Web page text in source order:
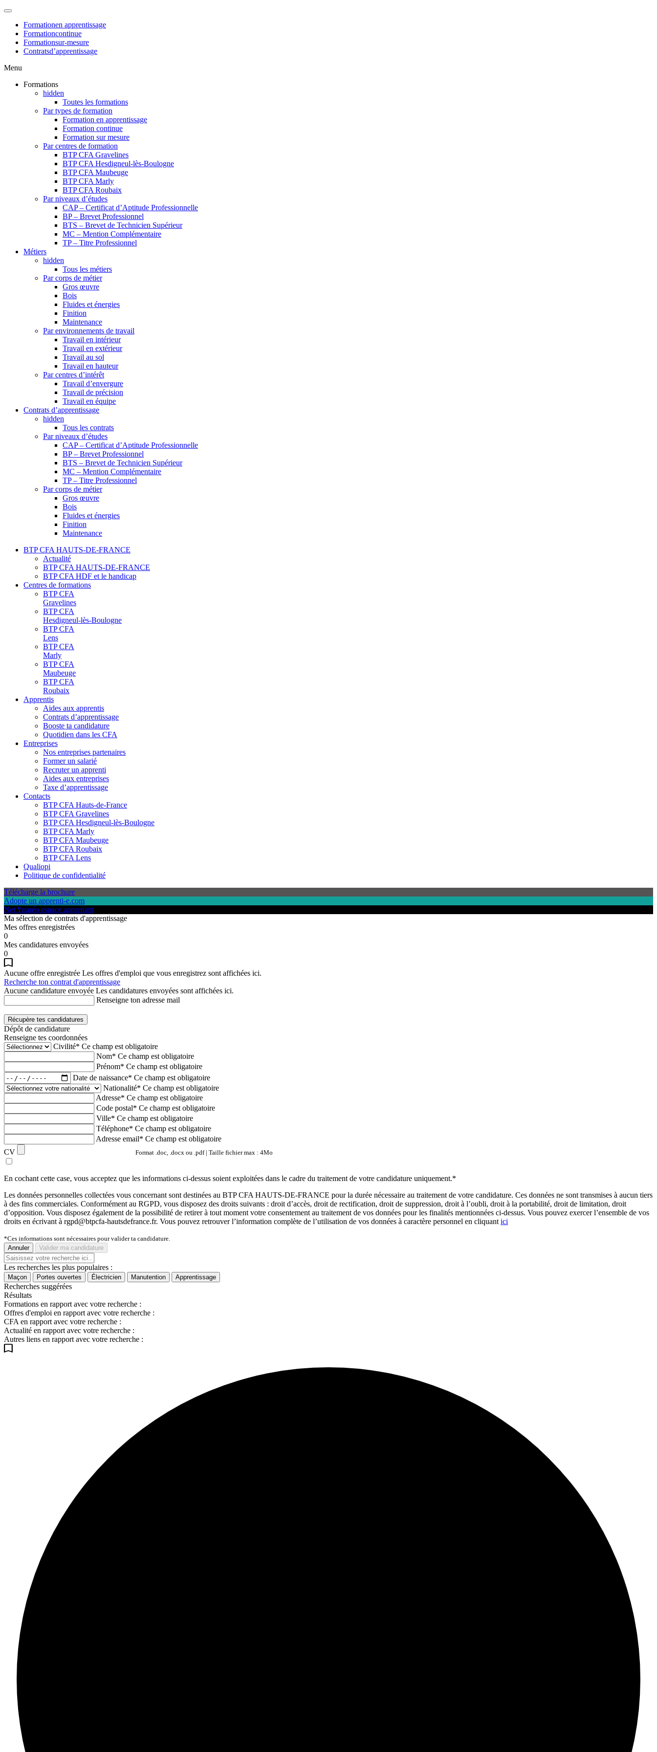
Formationen apprentissage
Formationcontinue
Formationsur-mesure
Contratsd’apprentissage
Menu
Formations
hidden
Toutes les formations
Par types de formation
Formation en apprentissage
Formation continue
Formation sur mesure
Par centres de formation
BTP CFA Gravelines
BTP CFA Hesdigneul-lès-Boulogne
BTP CFA Maubeuge
BTP CFA Marly
BTP CFA Roubaix
Par niveaux d’études
CAP – Certificat d’Aptitude Professionnelle
BP – Brevet Professionnel
BTS – Brevet de Technicien Supérieur
MC – Mention Complémentaire
TP – Titre Professionnel
Métiers
hidden
Tous les métiers
Par corps de métier
Gros œuvre
Bois
Fluides et énergies
Finition
Maintenance
Par environnements de travail
Travail en intérieur
Travail en extérieur
Travail au sol
Travail en hauteur
Par centres d’intérêt
Travail d’envergure
Travail de précision
Travail en équipe
Contrats d’apprentissage
hidden
Tous les contrats
Par niveaux d’études
CAP – Certificat d’Aptitude Professionnelle
BP – Brevet Professionnel
BTS – Brevet de Technicien Supérieur
MC – Mention Complémentaire
TP – Titre Professionnel
Par corps de métier
Gros œuvre
Bois
Fluides et énergies
Finition
Maintenance
BTP CFA HAUTS-DE-FRANCE
Actualité
BTP CFA HAUTS-DE-FRANCE
BTP CFA HDF et le handicap
Centres de formations
BTP CFA
Gravelines
BTP CFA
Hesdigneul-lès-Boulogne
BTP CFA
Lens
BTP CFA
Marly
BTP CFA
Maubeuge
BTP CFA
Roubaix
Apprentis
Aides aux apprentis
Contrats d’apprentissage
Booste ta candidature
Quotidien dans les CFA
Entreprises
Nos entreprises partenaires
Former un salarié
Recruter un apprenti
Aides aux entreprises
Taxe d’apprentissage
Contacts
BTP CFA Hauts-de-France
BTP CFA Gravelines
BTP CFA Hesdigneul-lès-Boulogne
BTP CFA Marly
BTP CFA Maubeuge
BTP CFA Roubaix
BTP CFA Lens
Qualiopi
Politique de confidentialité
Télécharge la brochure
Adopte un apprenti-e.com
Net Yparéo espace apprenant
Ma sélection de contrats d'apprentissage
Mes offres enregistrées
0
Mes candidatures envoyées
0
Aucune offre enregistrée Les offres d'emploi que vous enregistrez sont affichées ici.
Recherche ton contrat d'apprentissage
Aucune candidature envoyée Les candidatures envoyées sont affichées ici.
Renseigne ton adresse mail
Récupère tes candidatures
Dépôt de candidature
Renseigne tes coordonnées
Civilité* Ce champ est obligatoire
Nom* Ce champ est obligatoire
Prénom* Ce champ est obligatoire
Date de naissance* Ce champ est obligatoire
Nationalité* Ce champ est obligatoire
Adresse* Ce champ est obligatoire
Code postal* Ce champ est obligatoire
Ville* Ce champ est obligatoire
Téléphone* Ce champ est obligatoire
Adresse email* Ce champ est obligatoire
CV
Format .doc, .docx ou .pdf | Taille fichier max : 4Mo
En cochant cette case, vous acceptez que les informations ci-dessus soient exploitées dans le cadre du traitement de votre candidature uniquement.*
Les données personnelles collectées vous concernant sont destinées au BTP CFA HAUTS-DE-FRANCE pour la durée nécessaire au traitement de votre candidature. Ces données ne sont transmises à aucun tiers
à des fins commerciales. Conformément au RGPD, vous disposez des droits suivants : droit d’accès, droit de rectification, droit de suppression, droit à l’oubli, droit à la portabilité, droit de limitation, droit
d’opposition. Vous disposez également de la possibilité de retirer à tout moment votre consentement au traitement de vos données pour les finalités mentionnées ci-dessus. Vous pouvez exercer l’ensemble de vos
droits en écrivant à rgpd@btpcfa-hautsdefrance.fr. Vous pouvez retrouver l’information complète de l’utilisation de vos données à caractère personnel en cliquant ici
*Ces informations sont nécessaires pour valider ta candidature.
Annuler
Valider ma candidature
Les recherches les plus populaires :
Maçon Portes ouvertes Électricien Manutention Apprentissage
Recherches suggérées
Résultats
Formations en rapport avec votre recherche :
Offres d'emploi en rapport avec votre recherche :
CFA en rapport avec votre recherche :
Actualité en rapport avec votre recherche :
Autres liens en rapport avec votre recherche :